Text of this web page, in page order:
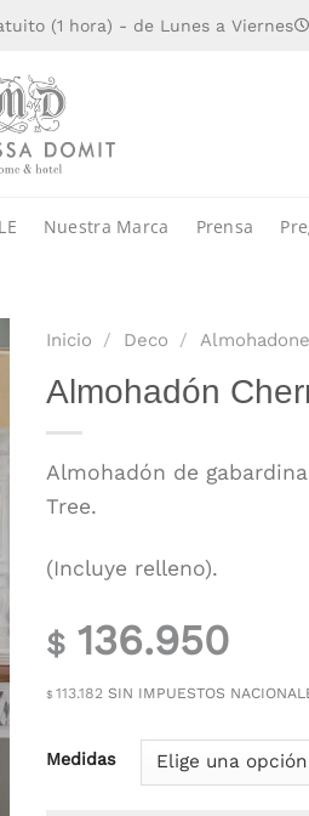
(1 hora) - de Lunes a Viernes
Nuestra Marca Prensa
Inicio / Deco /
Almohadón
Almohadón de
Tree.
(Incluye relleno).
$136.950
$113.182 SIN IMPUESTOS
Medidas